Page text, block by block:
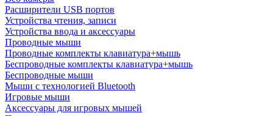
Расширители USB портов
Устройства чтения, записи
Устройства ввода и аксессуары
Проводные мыши
Проводные комплекты клавиатура+мышь
Беспроводные комплекты клавиатура+мышь
Беспроводные мыши
Мыши с технологией Bluetooth
Игровые мыши
Аксессуары для игровых мышей